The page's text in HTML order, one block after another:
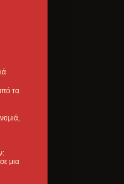
τα
μια